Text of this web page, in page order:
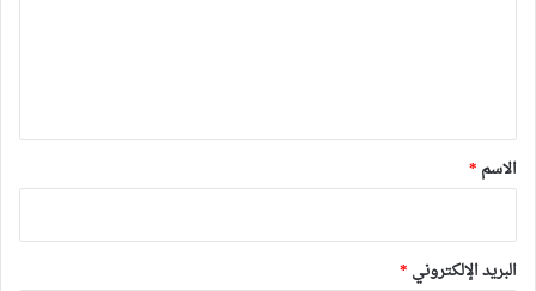
*
الاسم *
البريد الإلكتروني *